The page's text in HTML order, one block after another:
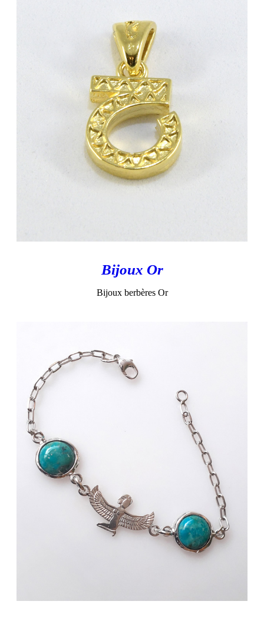
Bijoux Or
Bijoux berbères Or